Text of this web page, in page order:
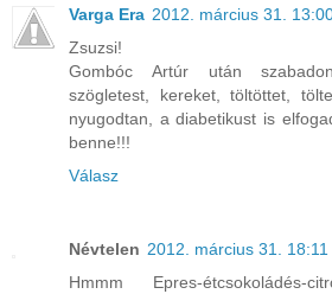
Varga Era 2012. március 31.
Zsuzsi!
Gombóc Artúr után
szögletest, kereket, töltöttet,
nyugodtan, a diabetikust is
benne!!!
Válasz
Névtelen 2012. március 31. 18:11
Hmmm Epres-étcsokoládés-